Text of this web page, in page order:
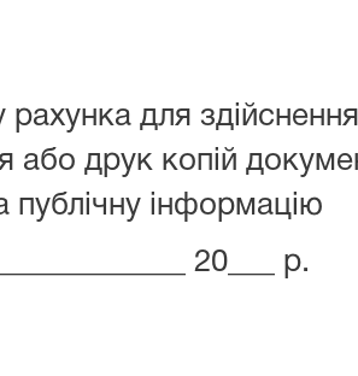
рахунка для
або друк копій
публічну інформацію
20___ р.